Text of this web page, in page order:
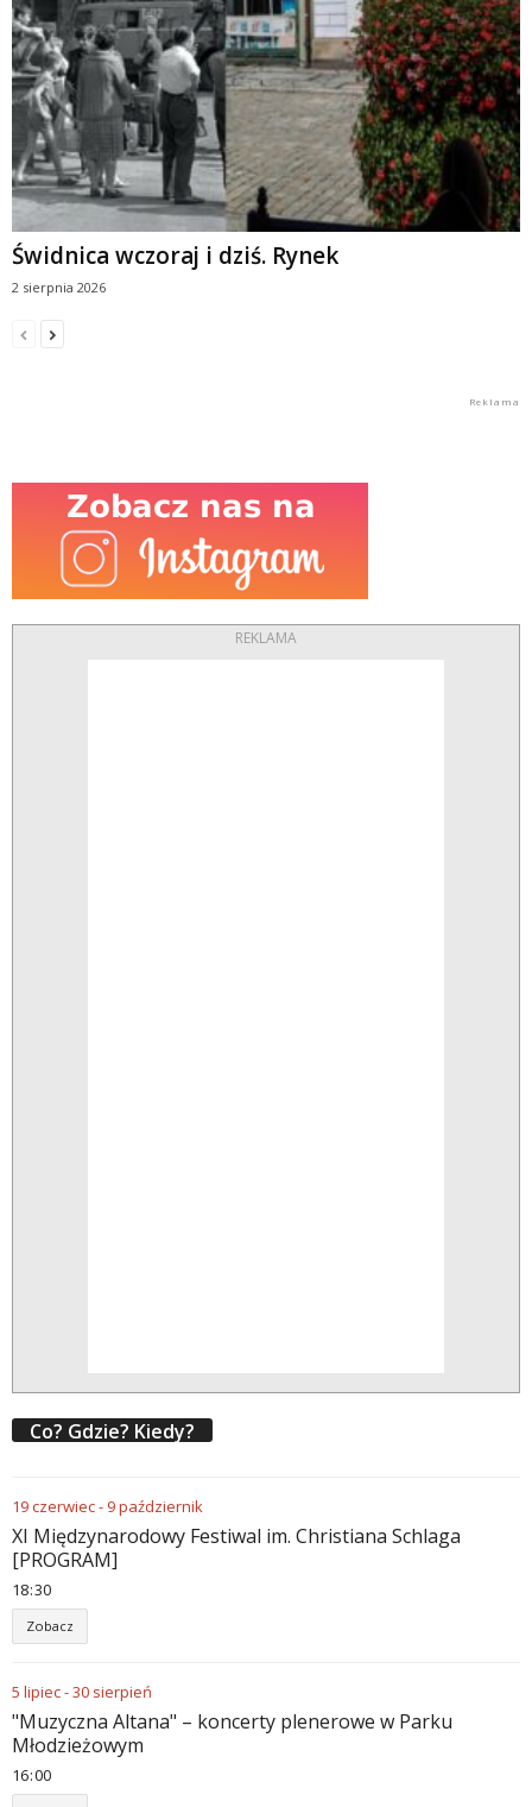
Świdnica wczoraj i dziś. Rynek
2 sierpnia 2026
REKLAMA
Co? Gdzie? Kiedy?
19czerwiec- 9październik
XI Międzynarodowy Festiwal im. Christiana Schlaga
[PROGRAM]
18:30
Zobacz
5 lipiec-30 sierpień
"Muzyczna Altana" – koncerty plenerowe w Parku
Młodzieżowym
16:00